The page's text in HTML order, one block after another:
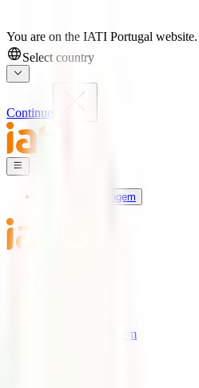
You are on the IATI Portugal
Select country
Continue
Seguros de Viagem
Seguros de Viagem